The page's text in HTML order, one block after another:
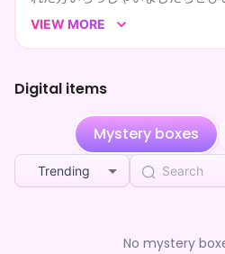
さい！
VIEW MORE
Digital items
Mystery boxes
Trending
No mystery